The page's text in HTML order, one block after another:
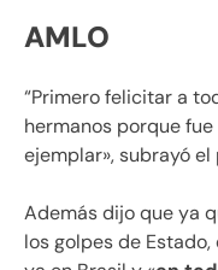
AMLO
“Primero felicitar a
hermanos porque
ejemplar», subrayó
Además dijo que ya
los golpes de